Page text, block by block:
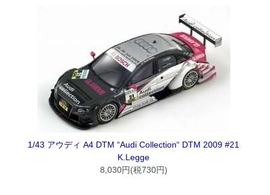
1/43 アウディ A4 DTM “Audi Collection“ DTM 2009 #21
K.Legge
8,030円(税730円)